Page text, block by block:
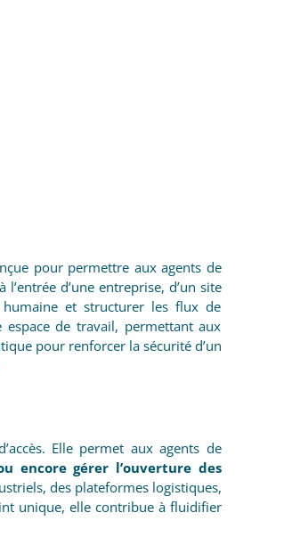
pour permettre aux agents de
l’entrée d’une entreprise, d’un site
et structurer les flux de
de travail, permettant aux
pour renforcer la sécurité d’un
Elle permet aux agents de
encore gérer l’ouverture des
des plateformes logistiques,
unique, elle contribue à fluidifier